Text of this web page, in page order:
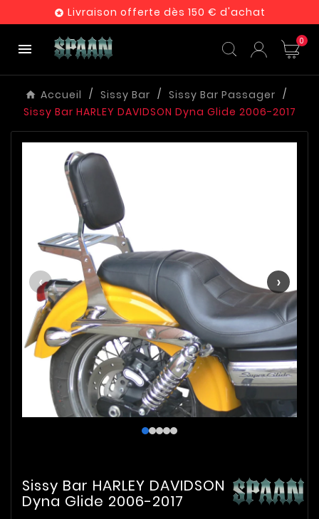
 Livraison offerte dès 150 € d'achat
 0
Accueil Sissy Bar
Sissy Bar Passager
Sissy Bar HARLEY DAVIDSON Dyna Glide 2006-2017
‹ ›
Sissy Bar HARLEY DAVIDSON
Dyna Glide 2006-2017